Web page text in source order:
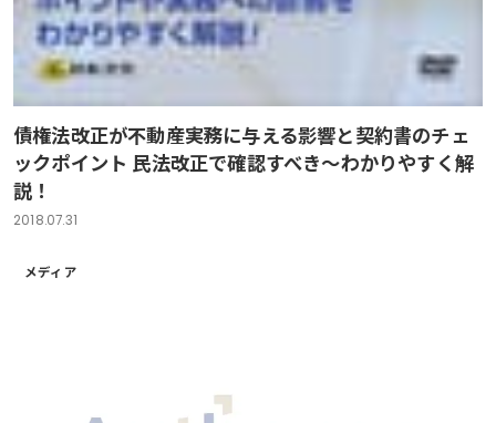
債権法改正が不動産実務に与える影響と契約書のチェ
ックポイント 民法改正で確認すべき～わかりやすく解
説！
2018.07.31
メディア